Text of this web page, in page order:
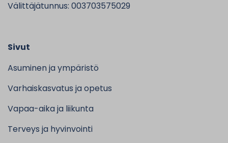
Välittäjätunnus: 003703575029
Sivut
Asuminen ja ympäristö
Varhaiskasvatus ja opetus
Vapaa-aika ja liikunta
Terveys ja hyvinvointi